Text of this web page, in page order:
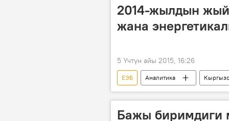
2014-жылдын
жана
5 Үчтүн айы 2015, 16:26
ЕЭБ Аналитика
Кытай
Алмазбек Атамбаев
Бажы